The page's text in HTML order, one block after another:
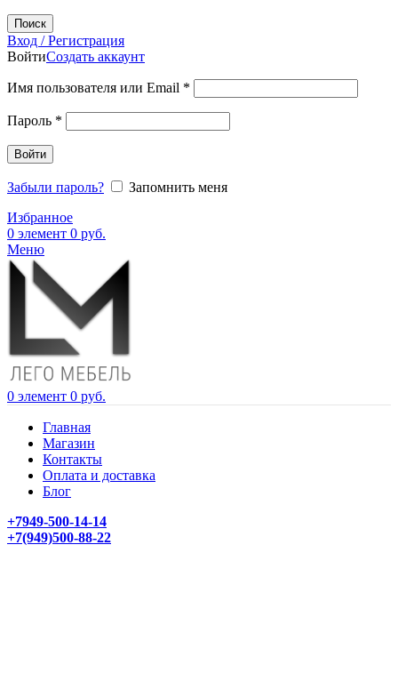
Поиск
Вход / Регистрация
ВойтиСоздать аккаунт
Имя пользователя или Email *
Пароль *
Войти
Забыли пароль?
Запомнить меня
Избранное
0 элемент 0 руб.
Меню
0 элемент 0 руб.
Главная
Магазин
Контакты
Оплата и доставка
Блог
+7949-500-14-14
+7(949)500-88-22